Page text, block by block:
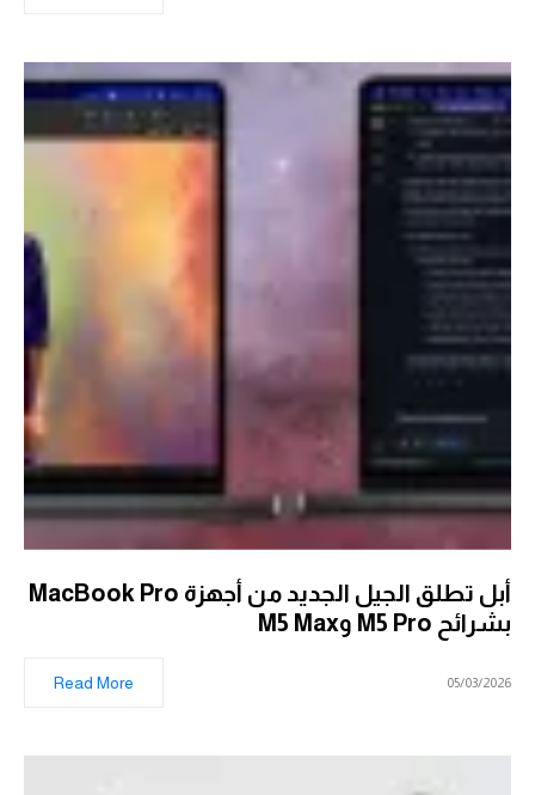
أبل تطلق الجيل الجديد من أجهزة MacBook Pro
بشرائح M5 Pro وM5 Max
05/03/2026
Read More